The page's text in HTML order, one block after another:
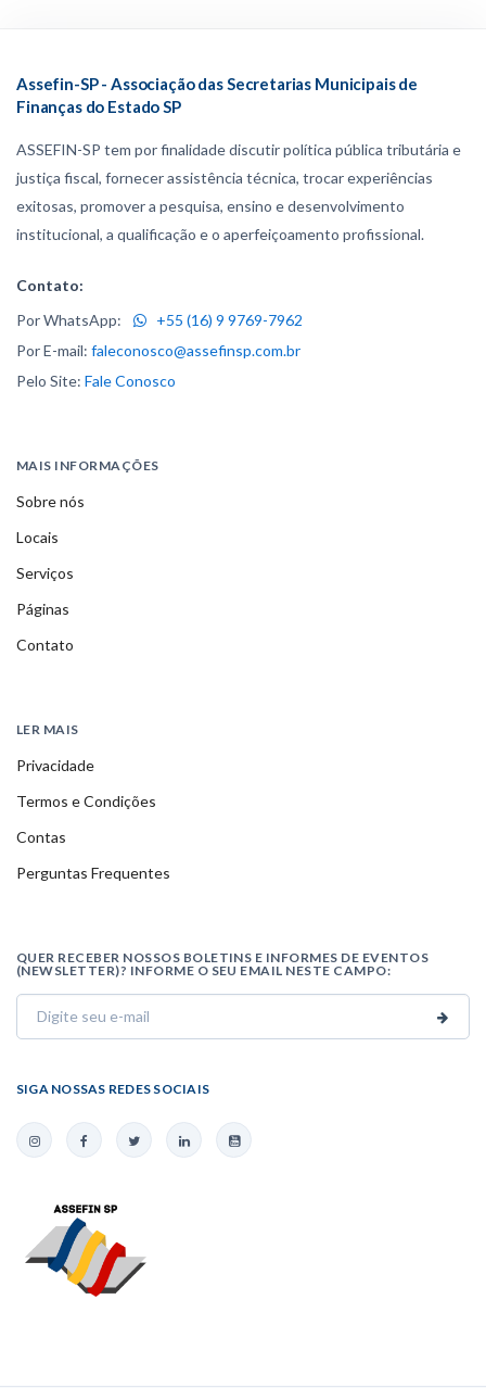
Assefin-SP - Associação das Secretarias Municipais de
Finanças do Estado SP
ASSEFIN-SP tem por finalidade discutir política pública tributária e
justiça fiscal, fornecer assistência técnica, trocar experiências
exitosas, promover a pesquisa, ensino e desenvolvimento
institucional, a qualificação e o aperfeiçoamento profissional.
Contato:
Por WhatsApp:
+55 (16) 9 9769-7962
Por E-mail: faleconosco@assefinsp.com.br
Pelo Site: Fale Conosco
MAIS INFORMAÇÕES
Sobre nós
Locais
Serviços
Páginas
Contato
LER MAIS
Privacidade
Termos e Condições
Contas
Perguntas Frequentes
QUER RECEBER NOSSOS BOLETINS E INFORMES DE EVENTOS
(NEWSLETTER)? INFORME O SEU EMAIL NESTE CAMPO:
SIGA NOSSAS REDES SOCIAIS